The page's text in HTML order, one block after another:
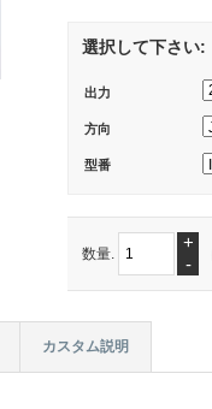
選択して下さい:
出力
方向
型番
数量.
+
-
カスタム説明